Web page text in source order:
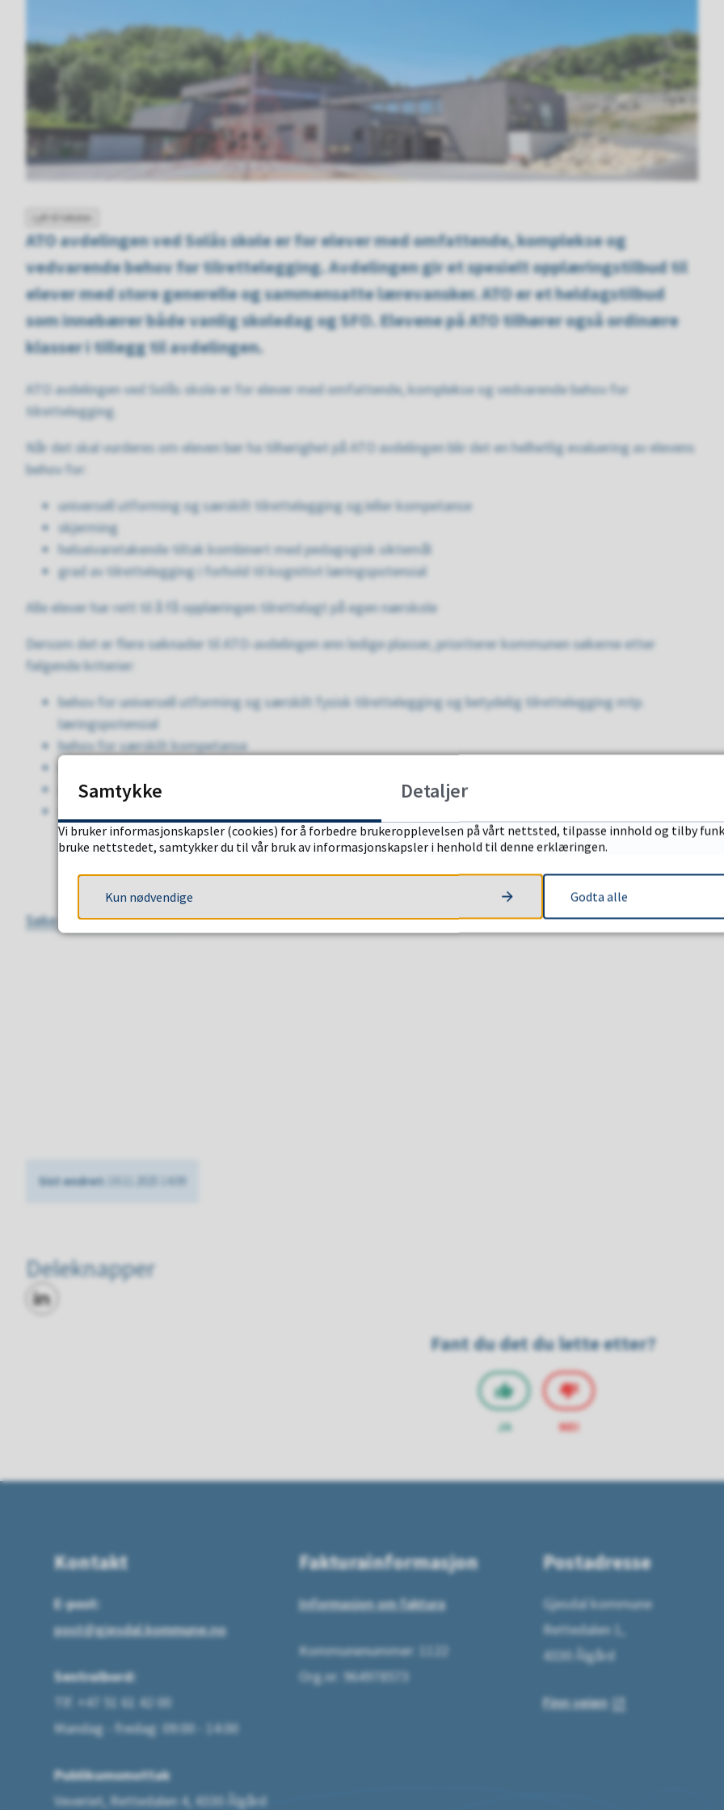
Lytt til teksten
ATO avdelingen ved Solås skole er for elever med omfattende, komplekse og
vedvarende behov for tilrettelegging. Avdelingen gir et spesielt opplæringstilbud til
elever med store generelle og sammensatte lærevansker. ATO er et heldagstilbud
som innebærer både vanlig skoledag og SFO. Elevene på ATO tilhører også ordinære
klasser i tillegg til avdelingen.
ATO avdelingen ved Solås skole er for elever med omfattende, komplekse og vedvarende behov for
tilrettelegging.
Når det skal vurderes om eleven bør ha tilhørighet på ATO avdelingen blir det en helhetlig evaluering av elevens
behov for:
universell utforming og særskilt tilrettelegging og/eller kompetanse
skjerming
helseivaretakende tiltak kombinert med pedagogisk siktemål
grad av tilrettelegging i forhold til kognitivt læringspotensial
Alle elever har rett til å få opplæringen tilrettelagt på egen nærskole
Dersom det er flere søknader til ATO-avdelingen enn ledige plasser, prioriterer kommunen søkerne etter
følgende kriterier:
behov for universell utforming og særskilt fysisk tilrettelegging og betydelig tilrettelegging mtp.
læringspotensial
behov for særskilt kompetanse
sosial og/eller geografisk tilhørighet
Søke om plass på ATO
Sist endret 19.11.2025 14.09
Deleknapper
Fant du det du lette etter?
JA NEI
Kontakt
E-post:
post@gjesdal.kommune.no
Sentralbord:
Tlf. +47 51 61 42 00
Mandag - fredag: 09:00 - 14:00
Publikumsmottak
Veveriet, Rettedalen 4, 4330 Ålgård
Fakturainformasjon
Informasjon om faktura
Kommunenummer: 1122
Org.nr: 964978573
Postadresse
Gjesdal kommune
Rettedalen 1,
4330 Ålgård
Finn veien
Samtykke Detaljer
Vi bruker informasjonskapsler (cookies) for å forbedre brukeropplevelsen på vårt nettsted, tilpasse innhold og tilby
bruke nettstedet, samtykker du til vår bruk av informasjonskapsler i henhold til denne erklæringen.
Kun nødvendige Godta alle